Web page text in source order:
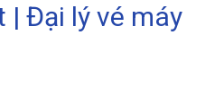
| Đại lý vé máy